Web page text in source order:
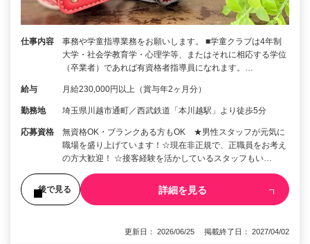
仕事内容
事務や学童指導業務をお願いします。 ■学童クラブは4年制
大学・社会学教育学・心理学等、またはそれに相応する学位
（卒業者）であれば有資格者指導員になれます。…
給与 月給230,000円以上（賞与年2ヶ月分）
勤務地 埼玉県川越市通町／西武鉄道「本川越駅」より徒歩5分
応募資格
無資格OK・ブランクある方もOK ★男性スタッフが元気に
職場を盛り上げています！☆現在非正規で、正職員をお考え
の方大歓迎！ ☆接客経験を活かしているスタッフもい…
後で見る 詳細を見る
更新日： 2026/06/25 掲載終了日： 2027/04/02